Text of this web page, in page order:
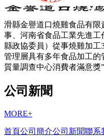
滑縣金譽道口燒雞食品有
事、河南省食品工業先進
縣政協委員）從事燒雞加工
管理層具有多年食品加工的
質量調查中心消費者滿意獎
公司新聞
MORE+
首頁公司簡介公司新聞聯系